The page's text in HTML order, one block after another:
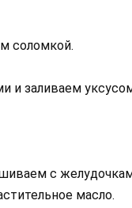
соломкой.
и заливаем
с
масло.